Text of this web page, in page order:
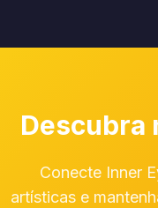
Descubra
Conecte Inner
artísticas e